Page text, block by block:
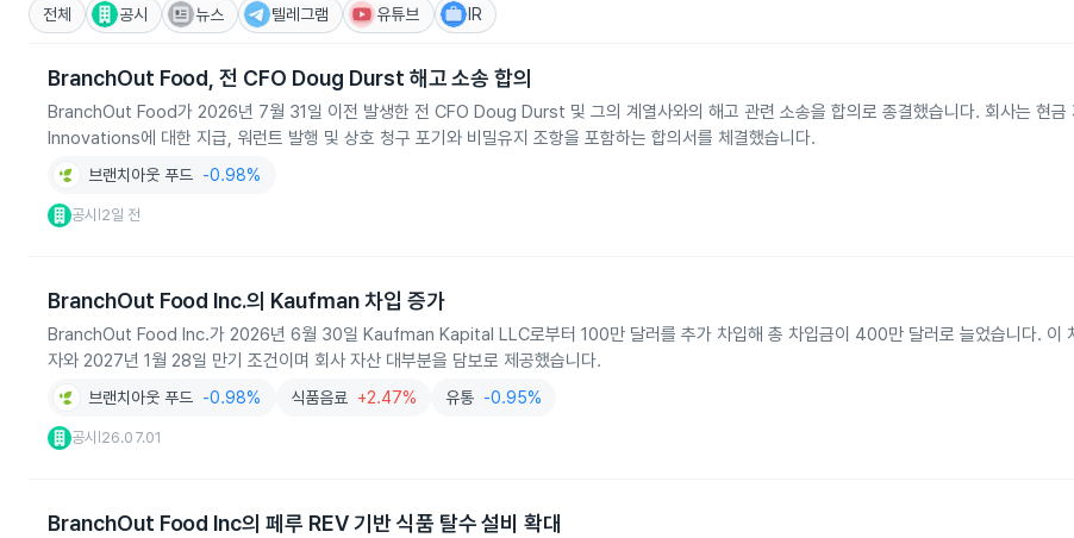
전체 공시 뉴스 텔레그램 유튜브 IR
BranchOut Food, 전 CFO Doug Durst 해고 소송 합의
BranchOut Food가 2026년 7월 31일 이전 발생한 전 CFO Doug Durst 및 그의 계열사와의 해고 관련 소송을 합의로 종결했습니다. 회사는 현금
Innovations에 대한 지급, 워런트 발행 및 상호 청구 포기와 비밀유지 조항을 포함하는 합의서를 체결했습니다.
브랜치아웃 푸드 -0.98%
공시 2일 전
BranchOut Food Inc.의 Kaufman 차입 증가
BranchOut Food Inc.가 2026년 6월 30일 Kaufman Kapital LLC로부터 100만 달러를 추가 차입해 총 차입금이 400만 달러로 늘었습니다. 이
자와 2027년 1월 28일 만기 조건이며 회사 자산 대부분을 담보로 제공했습니다.
브랜치아웃 푸드 -0.98% 식품음료 +2.47% 유통 -0.95%
공시 26.07.01
BranchOut Food Inc의 페루 REV 기반 식품 탈수 설비 확대